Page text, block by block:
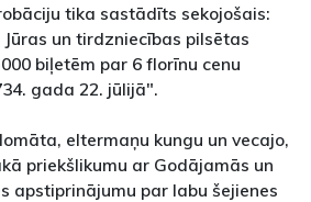
tika sastādīts sekojošais:
un tirdzniecības pilsētas
biļetēm par 6 florīnu cenu
gada 22. jūlijā".
eltermaņu kungu un vecajo,
priekšlikumu ar Godājamās un
apstiprinājumu par labu šejienes